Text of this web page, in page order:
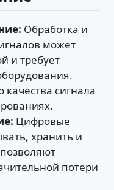
Обработка и
может
и требует
сигнала
Цифровые
хранить и
потери